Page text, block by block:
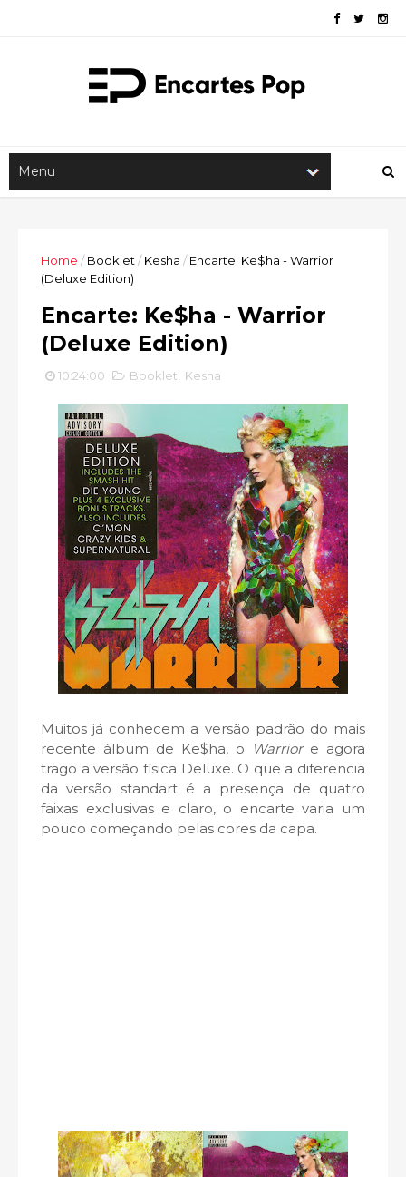
Home / Booklet / Kesha / Encarte: Ke$ha - Warrior
(Deluxe Edition)
Encarte: Ke$ha - Warrior
(Deluxe Edition)
10:24:00 Booklet Kesha
Muitos já conhecem a versão padrão do mais
recente álbum de Ke$ha, o
Warriore agora
trago a versão física Deluxe. O que a diferencia
da versão standart é a presença de quatro
faixas exclusivas e claro, o encarte varia um
pouco começando pelas cores da capa.